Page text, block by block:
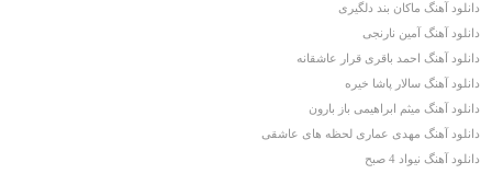
دانلود آهنگ ماکان بند دلگیری
دانلود آهنگ آمین نارنجی
دانلود آهنگ احمد باقری قرار عاشقانه
دانلود آهنگ سالار پاشا خیره
دانلود آهنگ میثم ابراهیمی باز بارون
دانلود آهنگ مهدی عماری لحظه های عاشقی
دانلود آهنگ نیواد 4 صبح